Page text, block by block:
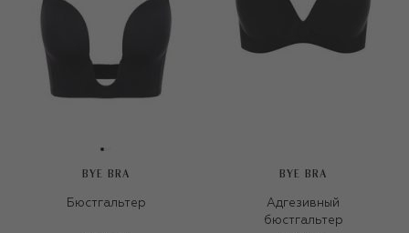
BYE BRA
Бюстгальтер
BYE BRA
Адгезивный
бюстгальтер